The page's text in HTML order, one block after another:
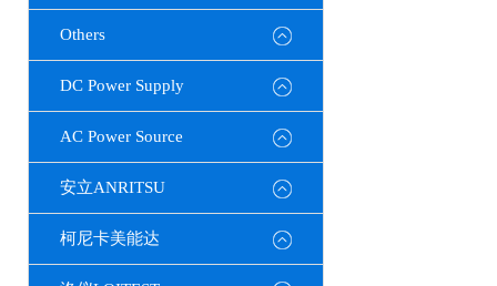
Others
DC Power Supply
AC Power Source
安立ANRITSU
柯尼卡美能达